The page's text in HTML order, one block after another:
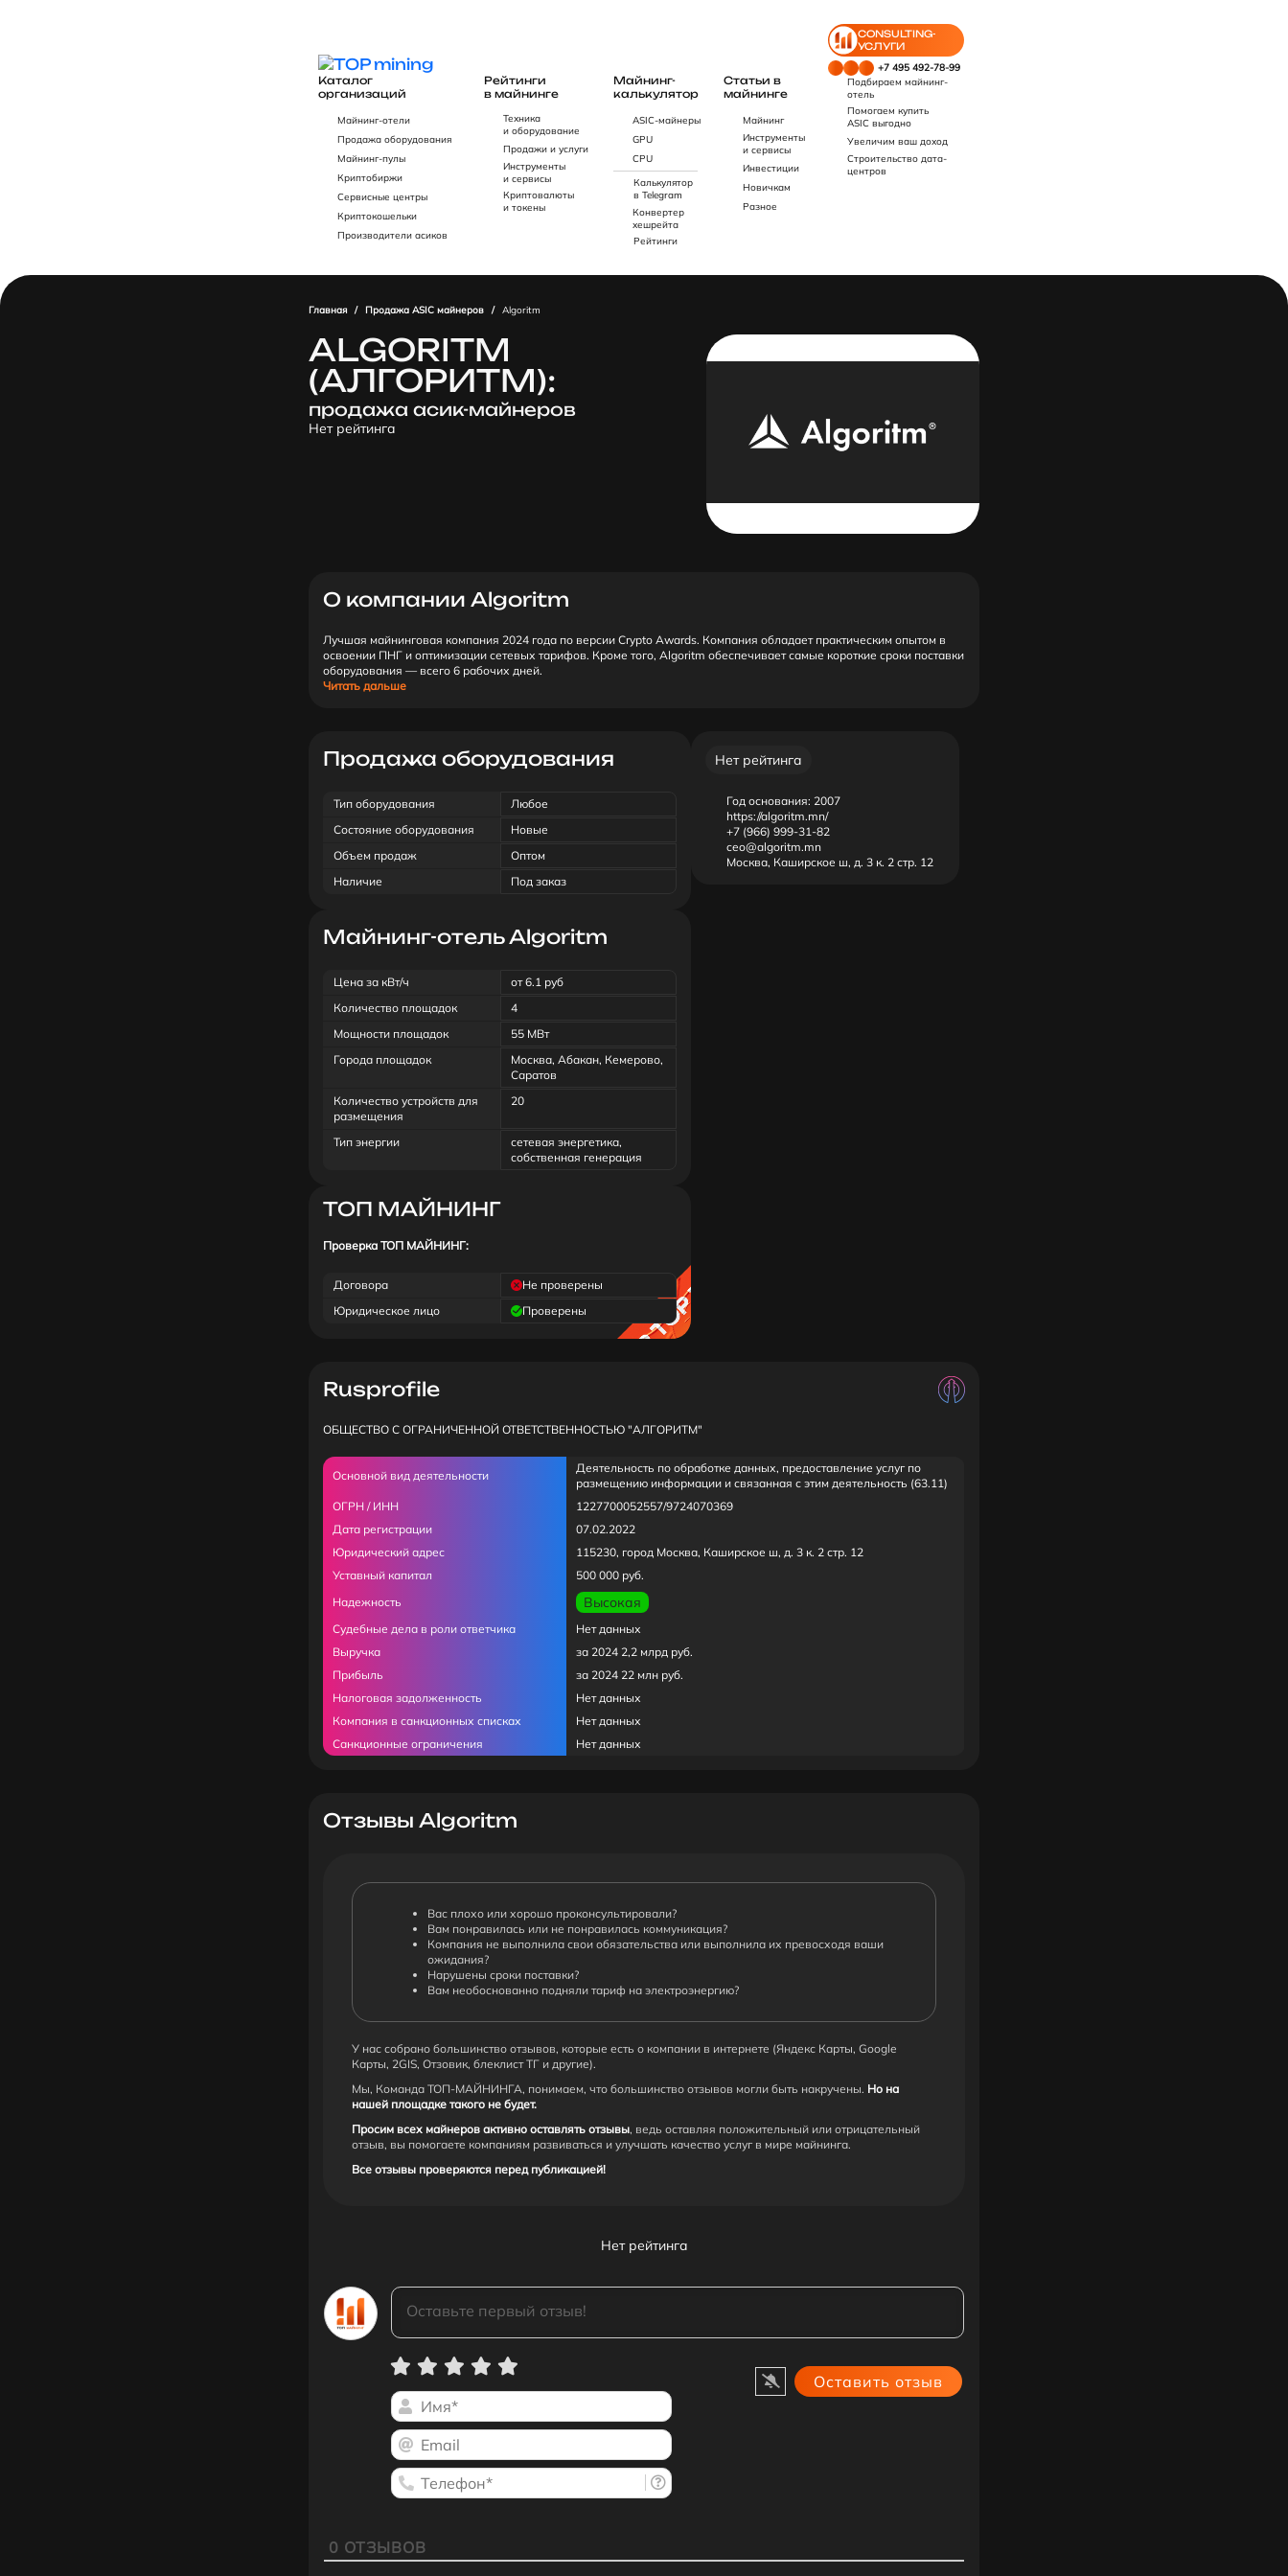
Каталог
организаций
Майнинг-отели
Продажа оборудования
Майнинг-пулы
Криптобиржи
Сервисные центры
Криптокошельки
Производители асиков
Рейтинги
в майнинге
Техника
и оборудование
Продажи и услуги
Инструменты
и сервисы
Криптовалюты
и токены
Майнинг-
калькулятор
ASIC-майнеры
GPU
CPU
Калькулятор
в Telegram
Конвертер
хешрейта
Рейтинги
Статьи в
майнинге
Майнинг
Инструменты
и сервисы
Инвестиции
Новичкам
Разное
CONSULTING-
УСЛУГИ
Подбираем майнинг-
отель
Помогаем купить
ASIC выгодно
Увеличим ваш доход
Строительство дата-
центров
+7 495 492-78-99
Главная / Продажа ASIC майнеров / Algoritm
ALGORITM
(АЛГОРИТМ):
продажа асик-майнеров
Нет рейтинга
О компании Algoritm
Лучшая майнинговая компания 2024 года по версии Crypto Awards. Компания обладает практическим опытом в
освоении ПНГ и оптимизации сетевых тарифов. Кроме того, Algoritm обеспечивает самые короткие сроки поставки
оборудования — всего 6 рабочих дней.
Читать дальше
Продажа оборудования
Тип оборудования
Любое
Состояние оборудования
Новые
Объем продаж
Оптом
Наличие
Под заказ
Майнинг-отель Algoritm
Цена за кВт/ч
от 6.1 руб
Количество площадок
4
Мощности площадок
55 МВт
Города площадок
Москва, Абакан, Кемерово,
Саратов
Количество устройств для
размещения
20
Тип энергии
сетевая энергетика,
собственная генерация
ТОП МАЙНИНГ
Проверка ТОП МАЙНИНГ:
Договора
Не проверены
Юридическое лицо
Проверены
Нет рейтинга
Год основания: 2007
https://algoritm.mn/
‭+7 (966) 999-31-82‬
ceo@algoritm.mn
Москва, Каширское ш, д. 3 к. 2 стр. 12
Rusprofile
ОБЩЕСТВО С ОГРАНИЧЕННОЙ ОТВЕТСТВЕННОСТЬЮ "АЛГОРИТМ"
Основной вид деятельности
Деятельность по обработке данных, предоставление услуг по
размещению информации и связанная с этим деятельность (63.11)
ОГРН / ИНН
1227700052557/9724070369
Дата регистрации
07.02.2022
Юридический адрес
115230, город Москва, Каширское ш, д. 3 к. 2 стр. 12
Уставный капитал
500 000 руб.
Надежность
Высокая
Судебные дела в роли ответчика
Нет данных
Выручка
за 2024 2,2 млрд руб.
Прибыль
за 2024 22 млн руб.
Налоговая задолженность
Нет данных
Компания в санкционных списках
Нет данных
Санкционные ограничения
Нет данных
Отзывы Algoritm
Вас плохо или хорошо проконсультировали?
Вам понравилась или не понравилась коммуникация?
Компания не выполнила свои обязательства или выполнила их превосходя ваши
ожидания?
Нарушены сроки поставки?
Вам необоснованно подняли тариф на электроэнергию?
У нас собрано большинство отзывов, которые есть о компании в интернете (Яндекс Карты, Google
Карты, 2GIS, Отзовик, блеклист ТГ и другие).
Мы, Команда ТОП-МАЙНИНГА, понимаем, что большинство отзывов могли быть накручены. Но на
нашей площадке такого не будет.
Просим всех майнеров активно оставлять отзывы, ведь оставляя положительный или отрицательный
отзыв, вы помогаете компаниям развиваться и улучшать качество услуг в мире майнинга.
Все отзывы проверяются перед публикацией!
Нет рейтинга
Имя*
Email
Телефон*
0 ОТЗЫВОВ